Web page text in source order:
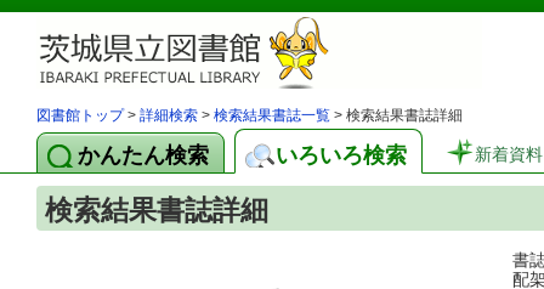
図書館トップ> 詳細検索 > 検索結果書誌一覧 > 検索結果書誌詳細
かんたん検索 いろいろ検索 新着資料
検索結果書誌詳細
書
配